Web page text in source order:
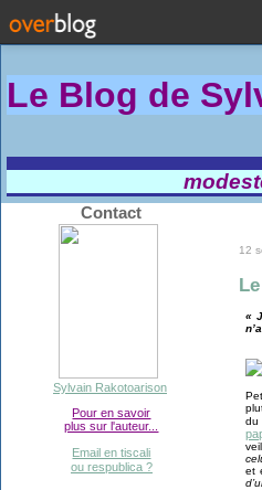
Le Blog de
Contact
Sylvain Rakotoarison
Pour en savoir
plus sur l'auteur...
Email en tiscali
ou respublica ?
12
«
du
et